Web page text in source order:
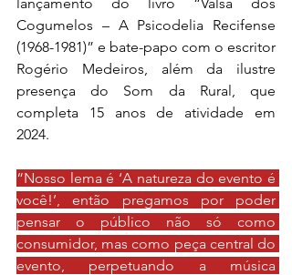
Cogumelos – A Psicodelia Recifense
(1968-1981)” e bate-papo com o escritor
Rogério Medeiros, além da ilustre
presença do Som da Rural, que
completa 15 anos de atividade em
2024.
“Nosso lema é ‘A natureza do evento é
você!’, então pregamos por poder
pensar o público não só como
consumidor, mas como peça central do
evento, perpetuando a música